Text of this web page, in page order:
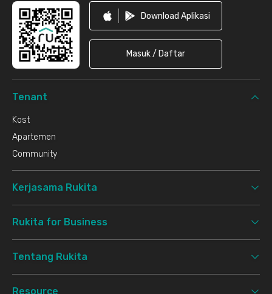
Download Aplikasi
Masuk / Daftar
Tenant
Kost
Apartemen
Community
Kerjasama Rukita
Rukita for Business
Tentang Rukita
Resource